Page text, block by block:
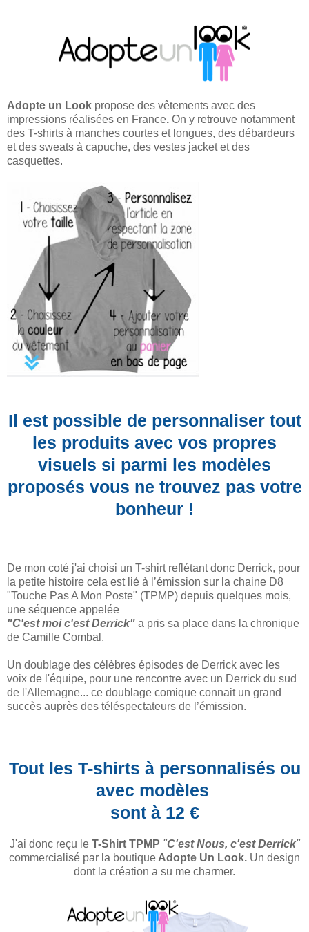
Adopte un Look propose des vêtements avec des
impressions réalisées en France. On y retrouve notamment
des T-shirts à manches courtes et longues, des débardeurs
et des sweats à capuche, des vestes jacket et des
casquettes.
Il est possible de personnaliser tout
les produits avec vos propres
visuels si parmi les modèles
proposés vous ne trouvez pas votre
bonheur !
De mon coté j'ai choisi un T-shirt reflétant donc Derrick, pour
la petite histoire cela est lié à l’émission sur la chaine D8
"Touche Pas A Mon Poste" (TPMP) depuis quelques mois,
une séquence appelée
"C'est moi c'est Derrick" a pris sa place dans la chronique
de Camille Combal.
Un doublage des célèbres épisodes de Derrick avec les
voix de l'équipe, pour une rencontre avec un Derrick du sud
de l'Allemagne... ce doublage comique connait un grand
succès auprès des téléspectateurs de l’émission.
Tout les T-shirts à personnalisés ou
avec modèles
sont à 12 €
J'ai donc reçu le T-Shirt TPMP "C'est Nous, c'est Derrick"
commercialisé par la boutique Adopte Un Look. Un design
dont la création a su me charmer.